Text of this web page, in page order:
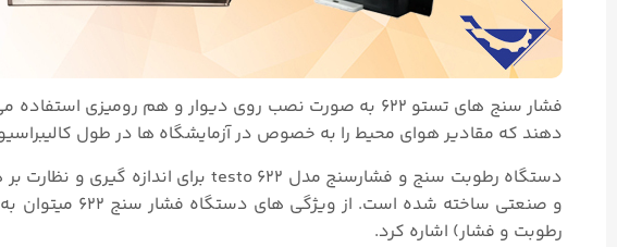
فشار سنج های تستو ۶۲۲ به صورت نصب روی دیوار و هم
دهند که مقادیر هوای محیط را به خصوص در آزمایشگاه ها در طول
دستگاه رطوبت سنج و فشارسنج مدل testo ۶۲۲
برای اندازه گیری و نظارت بر
و صنعتی ساخته شده است.
از ویژگی های
رطوبت و فشار) اشاره کرد.